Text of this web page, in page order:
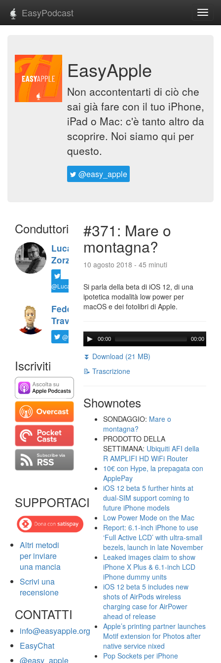
EasyPodcast
EasyApple
Non accontentarti di ciò che
sai già fare con il tuo iPhone,
iPad o Mac: c'è tanto altro da
scoprire. Noi siamo qui per
questo.
@easy_apple
Conduttori
Luca
Zorzi
@LucaTNT
Federico
Travaini
@ftrava
Iscriviti
SUPPORTACI
Altri metodi
per inviare
una mancia
Scrivi una
recensione
CONTATTI
info@easyapple.org
EasyChat
@easy_apple
#371: Mare o
montagna?
10 agosto 2018 - 45 minuti
Si parla della beta di iOS 12, di una
ipotetica modalità low power per
macOS e dei fotolibri di Apple.
00:00 00:00
⏬ Download (21 MB)
📝 Trascrizione
Shownotes
SONDAGGIO: Mare o
montagna?
PRODOTTO DELLA
SETTIMANA: Ubiquiti AFI della
R AMPLIFI HD WiFi Router
10€ con Hype, la prepagata con
ApplePay
iOS 12 beta 5 further hints at
dual-SIM support coming to
future iPhone models
Low Power Mode on the Mac
Report: 6.1-inch iPhone to use
‘Full Active LCD’ with ultra-small
bezels, launch in late November
Leaked images claim to show
iPhone X Plus & 6.1-inch LCD
iPhone dummy units
iOS 12 beta 5 includes new
shots of AirPods wireless
charging case for AirPower
ahead of release
Apple’s printing partner launches
Motif extension for Photos after
native service nixed
Pop Sockets per iPhone